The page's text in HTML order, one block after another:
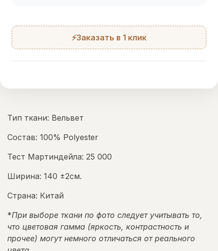
⚡Заказать в 1 клик
Тип ткани: Вельвет
Состав: 100% Polyester
Тест Мартиндейла: 25 000
Ширина: 140 ±2см.
Страна: Китай
*При выборе ткани по фото следует учитывать то,
что цветовая гамма (яркость, контрастность и
прочее) могут немного отличаться от реального